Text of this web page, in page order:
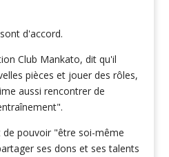
d'accord.
Club Mankato, dit qu'il
pièces et jouer des rôles,
aussi rencontrer de
de pouvoir "être soi-même
ses dons et ses talents